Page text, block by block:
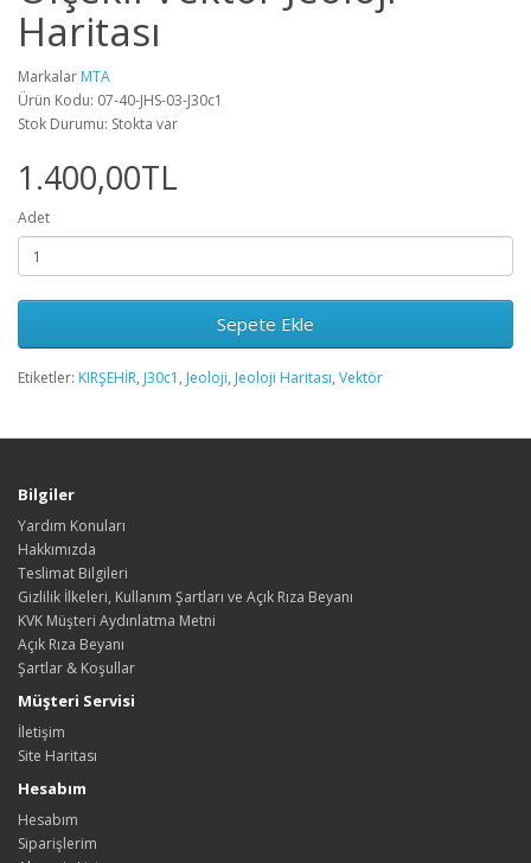
Haritası
Markalar MTA
Ürün Kodu: 07-40-JHS-03-J30c1
Stok Durumu: Stokta var
1.400,00TL
Adet
Sepete Ekle
Etiketler: KIRŞEHİR, J30c1 , Jeoloji, Jeoloji Haritası, Vektör
Bilgiler
Yardım Konuları
Hakkımızda
Teslimat Bilgileri
Gizlilik İlkeleri, Kullanım Şartları ve Açık Rıza Beyanı
KVK Müşteri Aydınlatma Metni
Açık Rıza Beyanı
Şartlar & Koşullar
Müşteri Servisi
İletişim
Site Haritası
Hesabım
Hesabım
Siparişlerim